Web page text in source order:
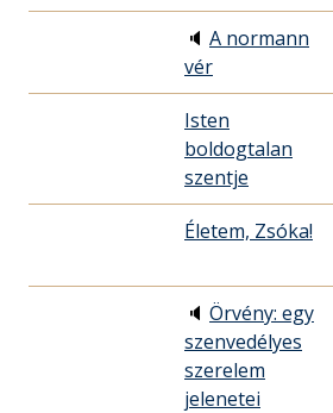
🔈 A normann
vér
Isten
boldogtalan
szentje
Életem, Zsóka!
🔈 Örvény: egy
szenvedélyes
szerelem
jelenetei